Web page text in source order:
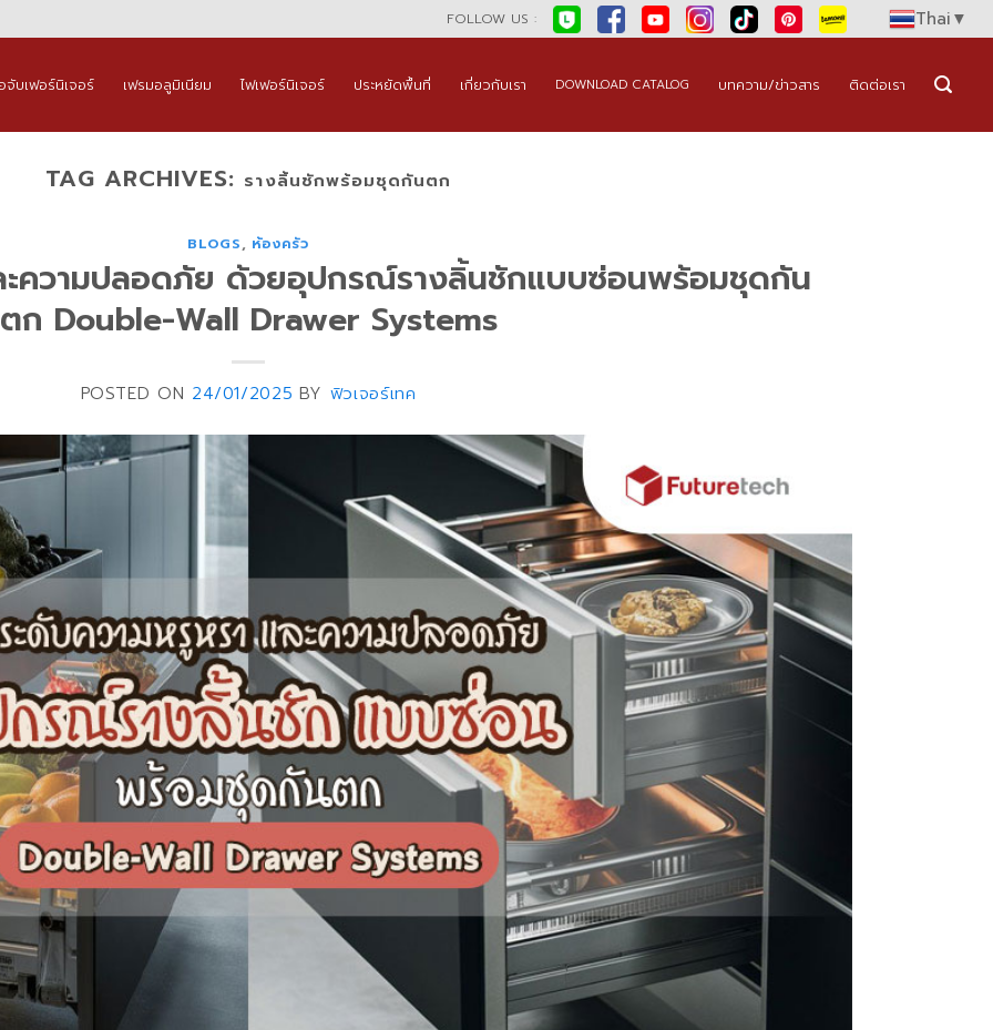
FOLLOW US : Thai▼
จับเฟอร์นิเจอร์ เฟรมอลูมิเนียม ไฟเฟอร์นิเจอร์ ประหยัดพื้นที่ เกี่ยวกับเรา DOWNLOAD CATALOG บทความ/ข่าวสาร ติดต่อเรา
TAG ARCHIVES: รางลิ้นชักพร้อมชุดกันตก
BLOGS, ห้องครัว
ะความปลอดภัย ด้วยอุปกรณ์รางลิ้นชักแบบซ่อนพร้อมชุดกัน
ตก Double-Wall Drawer Systems
POSTED ON 24/01/2025 BY ฟิวเจอร์เทค